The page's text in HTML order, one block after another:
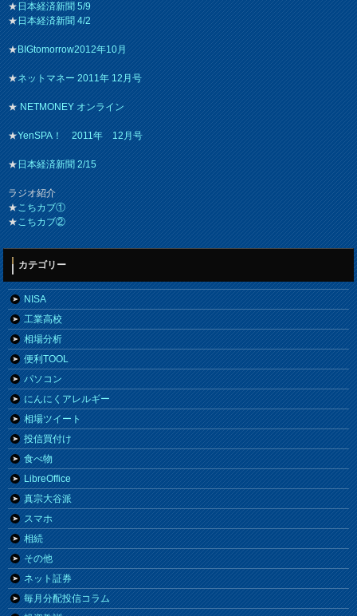
★日本経済新聞 5/9
★日本経済新聞 4/2
★BIGtomorrow2012年10月
★ネットマネー 2011年 12月号
★NETMONEY オンライン
★YenSPA！ 2011年 12月号
★日本経済新聞 2/15
ラジオ紹介
★こちカブ①
★こちカブ②
カテゴリー
NISA
工業高校
相場分析
便利TOOL
パソコン
にんにくアレルギー
相場ツイート
投信買付け
食べ物
LibreOffice
真宗大谷派
スマホ
相続
その他
ネット証券
毎月分配投信コラム